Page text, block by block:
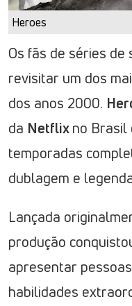
Heroes
Os fãs de séries
revisitar um dos
dos anos 2000.
da Netflixno Brasil
temporadas
dublagem e
Lançada
produção
apresentar
habilidades